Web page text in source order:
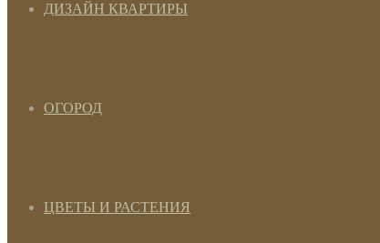
ДИЗАЙН КВАРТИРЫ
ОГОРОД
ЦВЕТЫ И РАСТЕНИЯ